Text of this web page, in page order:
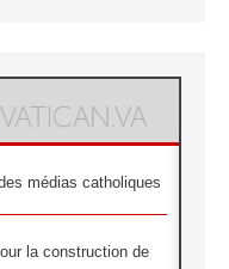
médias catholiques
la construction de